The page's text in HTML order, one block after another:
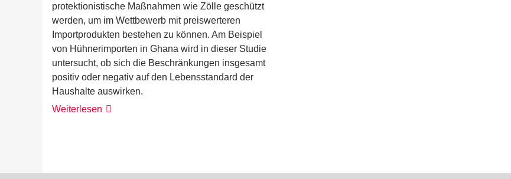
protektionistische Maßnahmen wie Zölle geschützt
werden, um im Wettbewerb mit preiswerteren
Importprodukten bestehen zu können. Am Beispiel
von Hühnerimporten in Ghana wird in dieser Studie
untersucht, ob sich die Beschränkungen insgesamt
positiv oder negativ auf den Lebensstandard der
Haushalte auswirken.
Weiterlesen